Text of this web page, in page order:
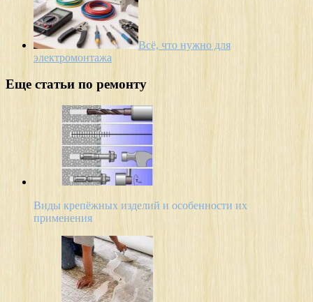
Всё, что нужно для
электромонтажа
Еще статьи по ремонту
Виды крепёжных изделий и особенности их
применения